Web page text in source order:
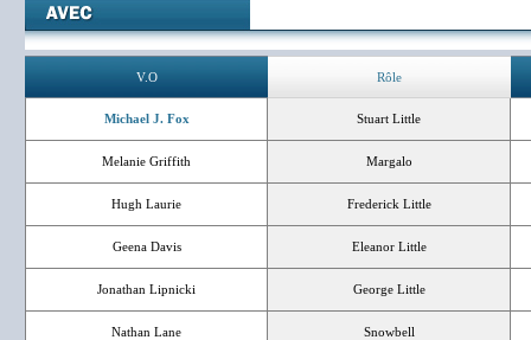
V.O Rôle
Michael J. Fox Stuart Little
Melanie Griffith Margalo
Hugh Laurie Frederick Little
Geena Davis Eleanor Little
Jonathan Lipnicki George Little
Nathan Lane Snowbell